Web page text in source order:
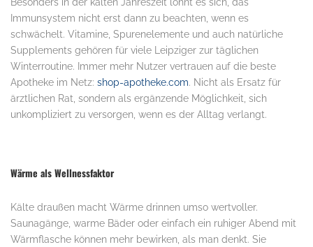
Besonders in der kalten Jahreszeit lohnt es sich, das
Immunsystem nicht erst dann zu beachten, wenn es
schwächelt. Vitamine, Spurenelemente und auch natürliche
Supplements gehören für viele Leipziger zur täglichen
Winterroutine. Immer mehr Nutzer vertrauen auf die beste
Apotheke im Netz: shop-apotheke.com. Nicht als Ersatz für
ärztlichen Rat, sondern als ergänzende Möglichkeit, sich
unkompliziert zu versorgen, wenn es der Alltag verlangt.
Wärme als Wellnessfaktor
Kälte draußen macht Wärme drinnen umso wertvoller.
Saunagänge, warme Bäder oder einfach ein ruhiger Abend mit
Wärmflasche können mehr bewirken, als man denkt. Sie